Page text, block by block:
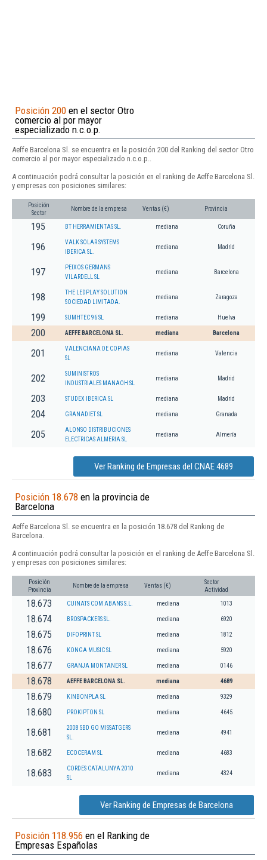
Posición 200 en el sector Otro
comercio al por mayor
especializado n.c.o.p.
Aeffe Barcelona Sl. se encuentra en la posición 200 del Ranking del sector Otro
comercio al por mayor especializado n.c.o.p..
A continuación podrá consultar la posición en el ranking de Aeffe Barcelona Sl.
y empresas con posiciones similares:
Posición
Sector
Nombre de la empresa Ventas (€) Provincia
195 BT HERRAMIENTAS SL. mediana Coruña
196
VALK SOLAR SYSTEMS
IBERICA SL.
mediana Madrid
197
PEIXOS GERMANS
VILARDELL SL
mediana Barcelona
198
THE LEDPLAY SOLUTION
SOCIEDAD LIMITADA.
mediana Zaragoza
199 SUMHTEC 96 SL mediana Huelva
200 AEFFE BARCELONA SL. mediana Barcelona
201
VALENCIANA DE COPIAS
SL
mediana Valencia
202
SUMINISTROS
INDUSTRIALES MANAOH SL
mediana Madrid
203 STUDEX IBERICA SL mediana Madrid
204 GRANADIET SL mediana Granada
205
ALONSO DISTRIBUCIONES
ELECTRICAS ALMERIA SL
mediana Almería
Ver Ranking de Empresas del CNAE 4689
Posición 18.678 en la provincia de
Barcelona
Aeffe Barcelona Sl. se encuentra en la posición 18.678 del Ranking de
Barcelona.
A continuación podrá consultar la posición en el ranking de Aeffe Barcelona Sl.
y empresas con posiciones similares:
Posición
Provincia
Nombre de la empresa Ventas (€)
Sector
Actividad
18.673 CUINATS COM ABANS S.L. mediana 1013
18.674 BROSPACKERS SL. mediana 6920
18.675 DIFOPRINT SL mediana 1812
18.676 KONGA MUSIC SL mediana 5920
18.677 GRANJA MONTANER SL mediana 0146
18.678 AEFFE BARCELONA SL. mediana 4689
18.679 KINBONPLA SL mediana 9329
18.680 PROKIPTON SL mediana 4645
18.681
2008 SBD GO MISSATGERS
SL.
mediana 4941
18.682 ECOCERAM SL mediana 4683
18.683
CORDES CATALUNYA 2010
SL
mediana 4324
Ver Ranking de Empresas de Barcelona
Posición 118.956 en el Ranking de
Empresas Españolas